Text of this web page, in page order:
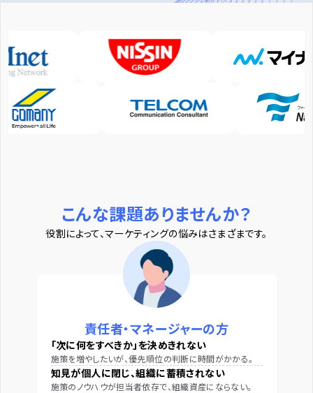
こんな課題ありませんか？
役割によって、マーケティングの悩みはさまざまです。
責任者・マネージャーの方
「次に何をすべきか」を決めきれない
施策を増やしたいが、優先順位の判断に時間がかかる。
知見が個人に閉じ、組織に蓄積されない
施策のノウハウが担当者依存で、組織資産にならない。